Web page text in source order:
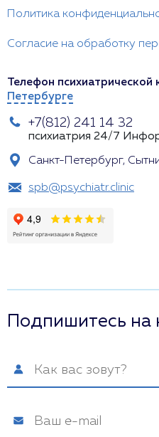
Политика
Согласие на обработку
Телефон психиатрической
Петербурге
+7(812) 241 14 32
психиатрия 24/7
Санкт-Петербург,
spb@psychiatr.clinic
Подпишитесь на